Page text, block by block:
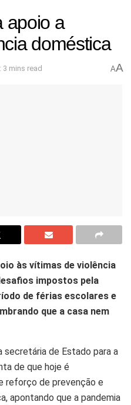
apoio a
doméstica
3 mins read AA
às vítimas de violência
impostos pela
de férias escolares e
que a casa nem
secretária de Estado para a
de que hoje é
reforço de prevenção e
apontando que a pandemia